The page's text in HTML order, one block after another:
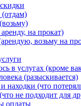
на прокат)
возьму на
в услугах (кроме
(разыскивается)
находки (что
не подходит для
оплаты